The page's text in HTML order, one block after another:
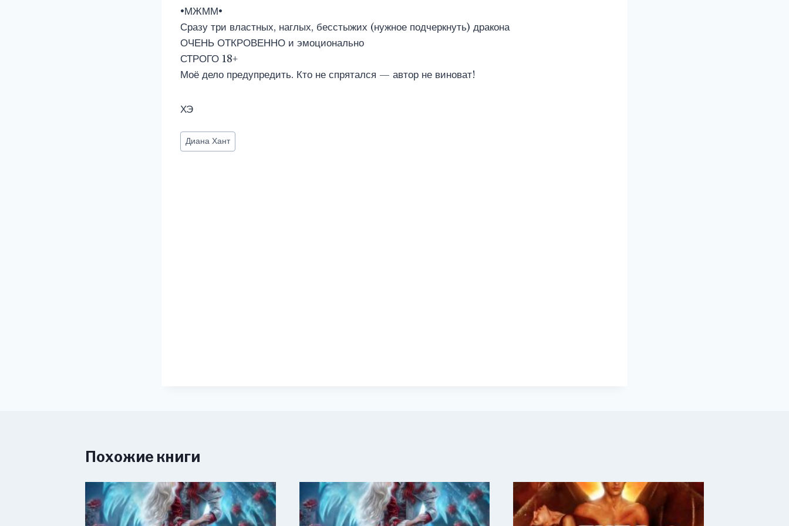
•МЖММ•
Сразу три властных, наглых, бесстыжих (нужное подчеркнуть) дракона
ОЧЕНЬ ОТКРОВЕННО и эмоционально
СТРОГО 18+
Моё дело предупредить. Кто не спрятался — автор не виноват!
ХЭ
Метки
записи:
Диана Хант
Похожие книги